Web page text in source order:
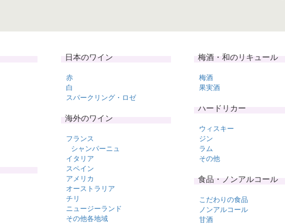
日本のワイン
赤
白
スパークリング・ロゼ
海外のワイン
フランス
シャンパーニュ
イタリア
スペイン
アメリカ
オーストラリア
チリ
ニュージーランド
その他各地域
梅酒・和のリキュール
梅酒
果実酒
ハードリカー
ウィスキー
ジン
ラム
その他
食品・ノンアルコール
こだわりの食品
ノンアルコール
甘酒